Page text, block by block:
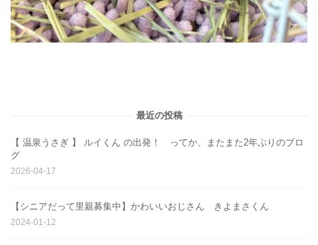
最近の投稿
【 温泉うさぎ 】 ルイくん の出発！ ってか、またまた2年ぶりのブロ
グ
2026-04-17
【シニアだって里親募集中】かわいいおじさん きよまさくん
2024-01-12